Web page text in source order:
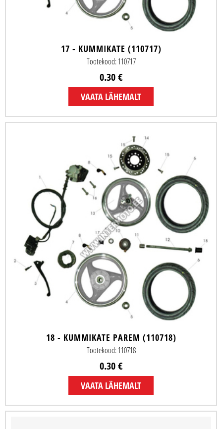
17 - KUMMIKATE (110717)
Tootekood: 110717
0.30 €
VAATA LÄHEMALT
18 - KUMMIKATE PAREM (110718)
Tootekood: 110718
0.30 €
VAATA LÄHEMALT